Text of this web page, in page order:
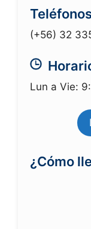
(+56) 32
Lun a Vie:
¿Cómo